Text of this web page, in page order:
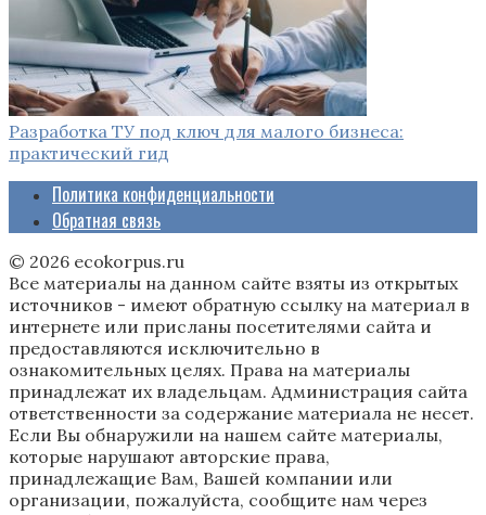
Разработка ТУ под ключ для малого бизнеса:
практический гид
Политика конфиденциальности
Обратная связь
© 2026 ecokorpus.ru
Все материалы на данном сайте взяты из открытых
источников - имеют обратную ссылку на материал в
интернете или присланы посетителями сайта и
предоставляются исключительно в
ознакомительных целях. Права на материалы
принадлежат их владельцам. Администрация сайта
ответственности за содержание материала не несет.
Если Вы обнаружили на нашем сайте материалы,
которые нарушают авторские права,
принадлежащие Вам, Вашей компании или
организации, пожалуйста, сообщите нам через